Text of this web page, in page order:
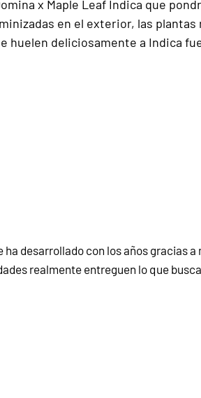
x Maple Leaf Indica que
en el exterior, las
huelen deliciosamente a Indica
desarrollado con los años gracias
realmente entreguen lo que